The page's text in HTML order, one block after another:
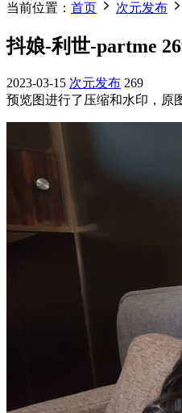
当前位置： 首页 次元发布
抖娘-利世-partme
2023-03-15 次元发布 269
预览图进行了压缩和水印，原